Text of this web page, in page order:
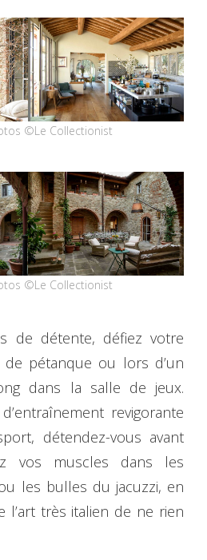
©Le Collectionist
©Le Collectionist
de détente, défiez votre
pétanque ou lors d’un
dans la salle de jeux.
revigorante
détendez-vous avant
vos muscles dans les
les bulles du jacuzzi, en
l’art très italien de ne rien